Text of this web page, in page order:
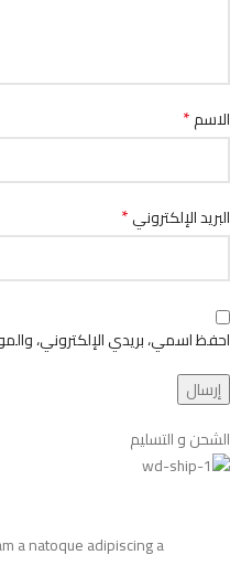
الاسم*
البريد الإلكتروني*
احفظ اسمي، بريدي الإلكتروني،
الشحن و التسليم
a natoque adipiscing a